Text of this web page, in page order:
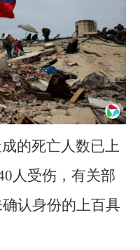
的死亡人数已上
人受伤，有关部
认身份的上百具